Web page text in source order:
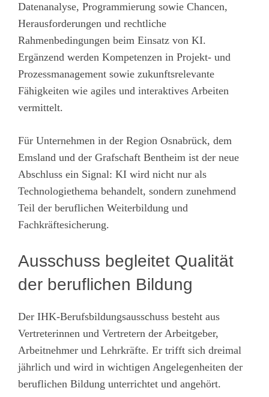
Datenanalyse, Programmierung sowie Chancen,
Herausforderungen und rechtliche
Rahmenbedingungen beim Einsatz von KI.
Ergänzend werden Kompetenzen in Projekt- und
Prozessmanagement sowie zukunftsrelevante
Fähigkeiten wie agiles und interaktives Arbeiten
vermittelt.
Für Unternehmen in der Region Osnabrück, dem
Emsland und der Grafschaft Bentheim ist der neue
Abschluss ein Signal: KI wird nicht nur als
Technologiethema behandelt, sondern zunehmend
Teil der beruflichen Weiterbildung und
Fachkräftesicherung.
Ausschuss begleitet Qualität
der beruflichen Bildung
Der IHK-Berufsbildungsausschuss besteht aus
Vertreterinnen und Vertretern der Arbeitgeber,
Arbeitnehmer und Lehrkräfte. Er trifft sich dreimal
jährlich und wird in wichtigen Angelegenheiten der
beruflichen Bildung unterrichtet und angehört.